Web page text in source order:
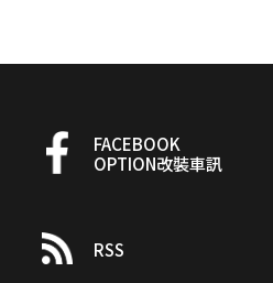
FACEBOOK
OPTION改裝車訊
RSS